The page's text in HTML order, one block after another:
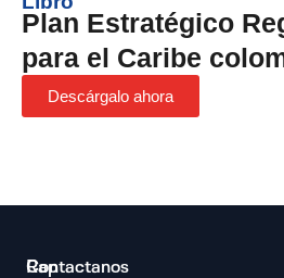
Plan Estratégico
para el Caribe
Descárgalo ahora
Rap
Contactanos